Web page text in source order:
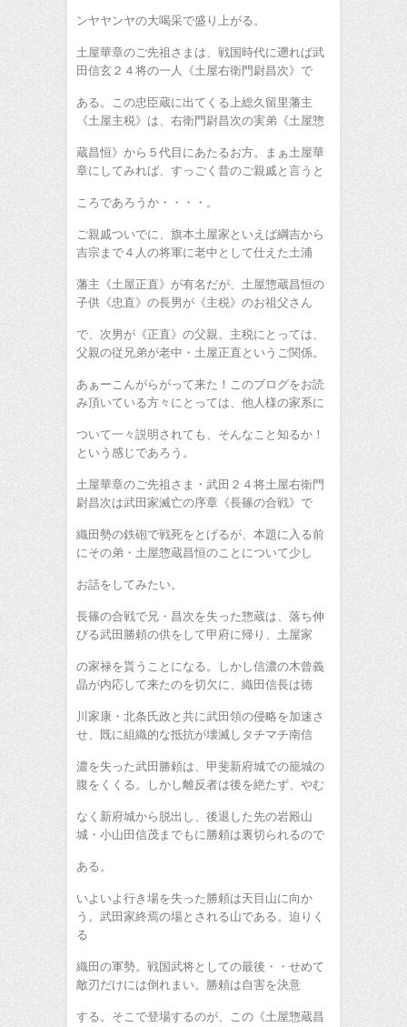
ンヤヤンヤの大喝采で盛り上がる。
土屋華章のご先祖さまは、戦国時代に遡れば武
田信玄２４将の一人《土屋右衛門尉昌次》で
ある。この忠臣蔵に出てくる上総久留里藩主
《土屋主税》は、右衛門尉昌次の実弟《土屋惣
蔵昌恒》から５代目にあたるお方。まぁ土屋華
章にしてみれば、すっごく昔のご親戚と言うと
ころであろうか・・・・。
ご親戚ついでに、旗本土屋家といえば綱吉から
吉宗まで４人の将軍に老中として仕えた土浦
藩主《土屋正直》が有名だが、土屋惣蔵昌恒の
子供《忠直》の長男が《主税》のお祖父さん
で、次男が《正直》の父親。主税にとっては、
父親の従兄弟が老中・土屋正直というご関係。
あぁーこんがらがって来た！このブログをお読
み頂いている方々にとっては、他人様の家系に
ついて一々説明されても、そんなこと知るか！
という感じであろう。
土屋華章のご先祖さま・武田２４将土屋右衛門
尉昌次は武田家滅亡の序章《長篠の合戦》で
織田勢の鉄砲で戦死をとげるが、本題に入る前
にその弟・土屋惣蔵昌恒のことについて少し
お話をしてみたい。
長篠の合戦で兄・昌次を失った惣蔵は、落ち伸
びる武田勝頼の供をして甲府に帰り、土屋家
の家禄を貰うことになる。しかし信濃の木曾義
晶が内応して来たのを切欠に、織田信長は徳
川家康・北条氏政と共に武田領の侵略を加速さ
せ、既に組織的な抵抗が壊滅しタチマチ南信
濃を失った武田勝頼は、甲斐新府城での籠城の
腹をくくる。しかし離反者は後を絶たず、やむ
なく新府城から脱出し、後退した先の岩殿山
城・小山田信茂までもに勝頼は裏切られるので
ある。
いよいよ行き場を失った勝頼は天目山に向か
う。武田家終焉の場とされる山である。迫りく
る
織田の軍勢。戦国武将としての最後・・せめて
敵刃だけには倒れまい。勝頼は自害を決意
する。そこで登場するのが、この《土屋惣蔵昌